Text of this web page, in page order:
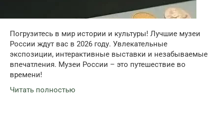
Погрузитесь в мир истории и культуры! Лучшие музеи
России ждут вас в 2026 году. Увлекательные
экспозиции, интерактивные выставки и незабываемые
впечатления. Музеи России – это путешествие во
времени!
Читать полностью